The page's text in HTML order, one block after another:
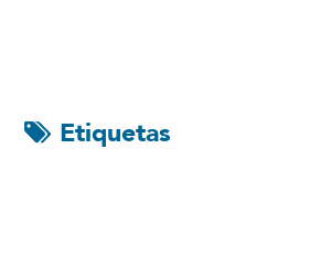
Etiquetas